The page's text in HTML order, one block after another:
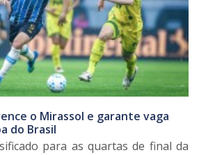
o Mirassol e garante vaga
do Brasil
para as quartas de final da